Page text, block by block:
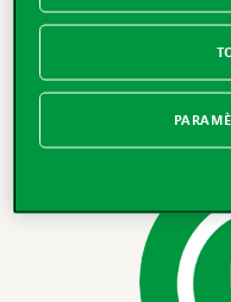
Si votre vélo a
remboursons sa